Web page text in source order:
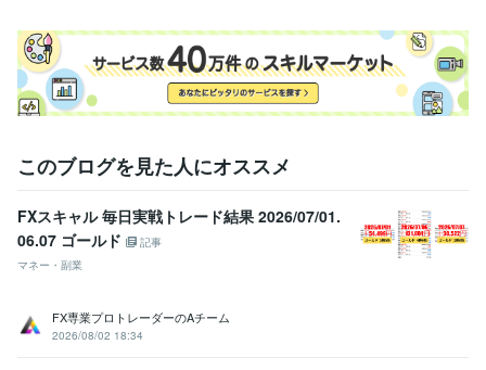
このブログを見た人にオススメ
FXスキャル 毎日実戦トレード結果 2026/07/01.
06.07 ゴールド
記事
マネー・副業
FX専業プロトレーダーのAチーム
2026/08/02 18:34